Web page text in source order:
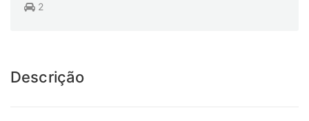
2
Descrição